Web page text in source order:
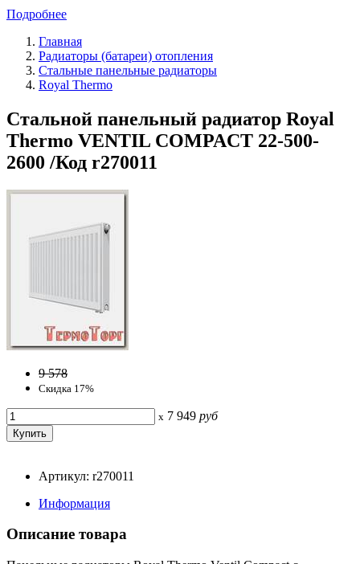
Подробнее
Главная
Радиаторы (батареи) отопления
Стальные панельные радиаторы
Royal Thermo
Стальной панельный радиатор Royal
Thermo VENTIL COMPACT 22-500-
2600 /Код r270011
9 578
Скидка 17%
x 7 949 руб
Артикул: r270011
Информация
Описание товара